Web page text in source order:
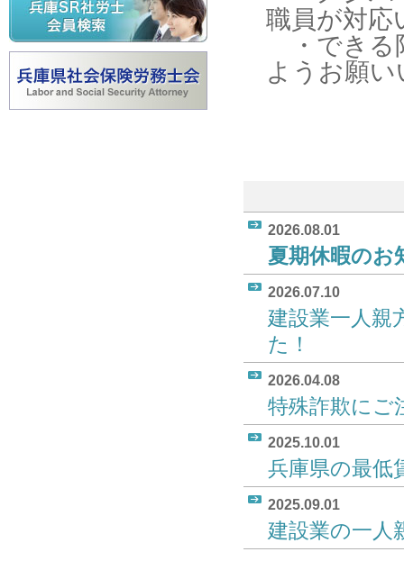
職員が対応
・できる
ようお願
2026.08.01
夏期休暇のお
2026.07.10
建設業一人親
た！
2026.04.08
特殊詐欺にご
2025.10.01
兵庫県の最低
2025.09.01
建設業の一人